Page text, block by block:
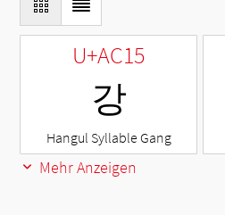
U+AC15
강
Hangul Syllable Gang
Mehr Anzeigen